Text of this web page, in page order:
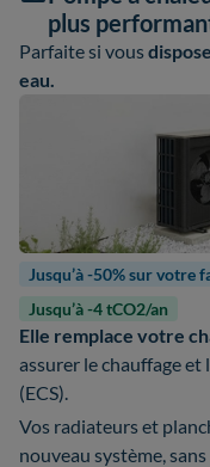
plus
Parfaite si vous
eau.
Jusqu’à -50% sur votre
Jusqu’à -4 tCO2/an
Elle remplace votre
assurer le chauffage
(ECS).
Vos radiateurs et
nouveau système,